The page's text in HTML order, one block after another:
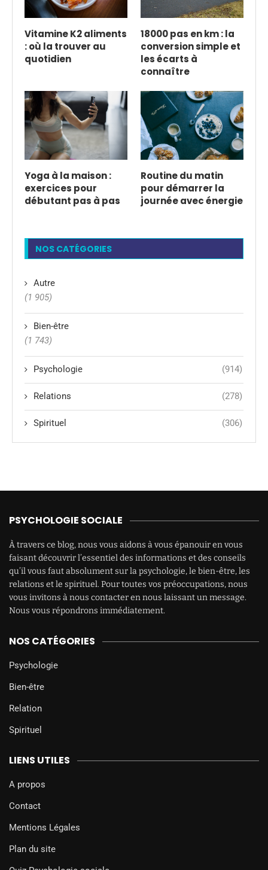
Vitamine K2 aliments
: où la trouver au
quotidien
18000 pas en km : la
conversion simple et
les écarts à
connaître
Yoga à la maison :
exercices pour
débutant pas à pas
Routine du matin
pour démarrer la
journée avec énergie
NOS CATÉGORIES
Autre
(1 905)
Bien-être
(1 743)
Psychologie (914)
Relations (278)
Spirituel (306)
PSYCHOLOGIE SOCIALE
À travers ce blog, nous vous aidons à vous épanouir en vous
faisant découvrir l’essentiel des informations et des conseils
qu’il vous faut absolument sur la psychologie, le bien-être, les
relations et le spirituel. Pour toutes vos préoccupations, nous
vous invitons à nous contacter en nous laissant un message.
Nous vous répondrons immédiatement.
NOS CATÉGORIES
Psychologie
Bien-être
Relation
Spirituel
LIENS UTILES
A propos
Contact
Mentions Légales
Plan du site